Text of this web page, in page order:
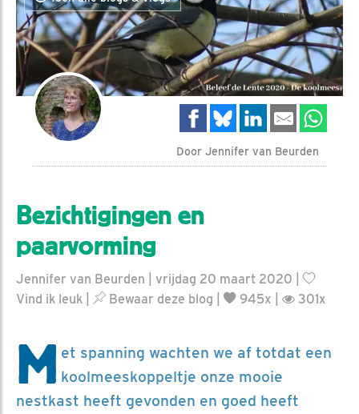
Door Jennifer van Beurden
Bezichtigingen en
paarvorming
Jennifer van Beurden | vrijdag 20 maart 2020 |
Vind ik leuk
Bewaar deze blog 945x | 301x
M et spanning wachten we af totdat een
koolmeeskoppeltje onze mooie
nestkast heeft gevonden en goed heeft